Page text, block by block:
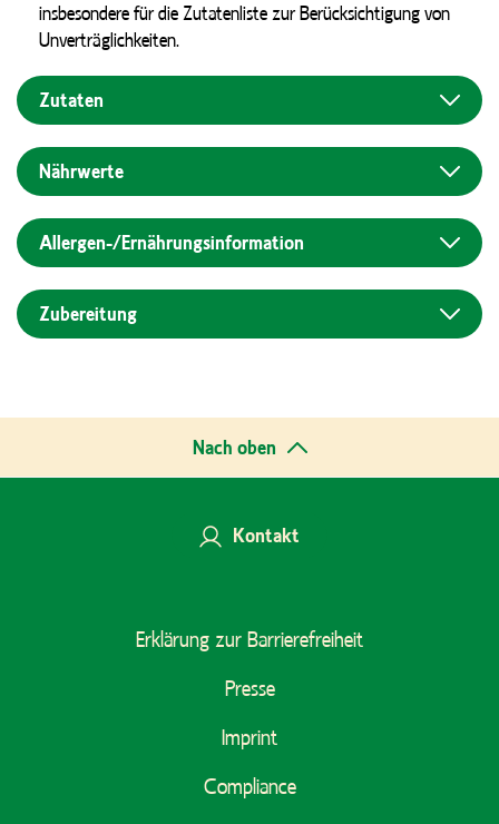
insbesondere für die Zutatenliste zur Berücksichtigung von
Unverträglichkeiten.
Zutaten
Nährwerte
Allergen-/Ernährungs­information
Zubereitung
Nach oben
Kontakt
FooterErklärung zur Barrierefreiheit
Presse
Imprint
Compliance